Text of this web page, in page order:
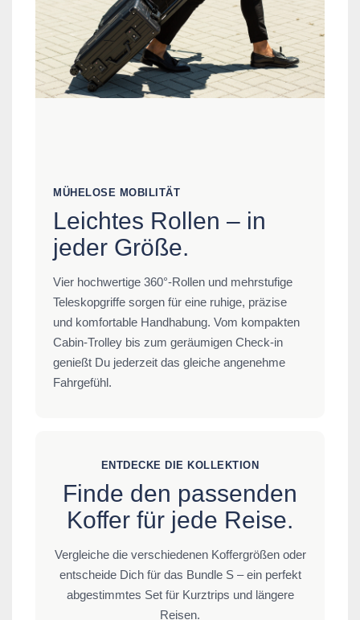
MÜHELOSE MOBILITÄT
Leichtes Rollen – in
jeder Größe.
Vier hochwertige 360°-Rollen und mehrstufige
Teleskopgriffe sorgen für eine ruhige, präzise
und komfortable Handhabung. Vom kompakten
Cabin-Trolley bis zum geräumigen Check-in
genießt Du jederzeit das gleiche angenehme
Fahrgefühl.
ENTDECKE DIE KOLLEKTION
Finde den passenden
Koffer für jede Reise.
Vergleiche die verschiedenen Koffergrößen oder
entscheide Dich für das Bundle S – ein perfekt
abgestimmtes Set für Kurztrips und längere
Reisen.